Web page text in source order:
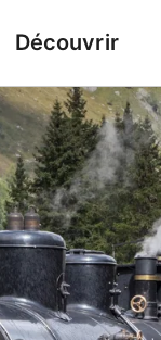
Découvrir